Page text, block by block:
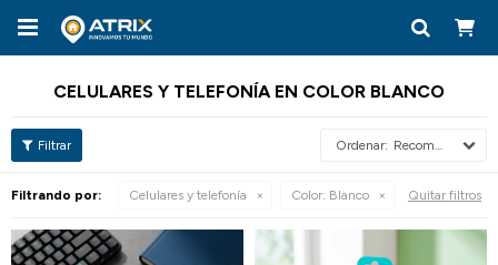

CELULARES Y TELEFONÍA EN COLOR BLANCO
Recomendados
Filtrando por: Celulares y telefonía Color: Blanco Quitar filtros